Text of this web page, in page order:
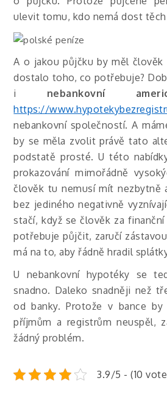
ulevit tomu, kdo nemá dost
A o jakou půjčku by měl člověk
dostalo toho, co potřebuje?
i nebankovní
https://
nebankovní společností. A
by se měla zvolit právě tato
podstatě prosté. U této
prokazování mimořádně
člověk tu nemusí mít nezbytně
bez jediného negativně
stačí, když se člověk za
potřebuje půjčit, zaručí
má na to, aby řádně hradil
U nebankovní hypotéky se
snadno. Daleko snadněji než
od banky. Protože v bance
příjmům a registrům neuspěl,
žádný problém.
3.9/5 - (10